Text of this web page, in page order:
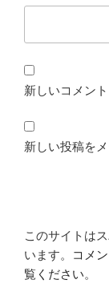
新しいコメン
新しい投稿を
このサイトは
います。
コメ
覧ください。